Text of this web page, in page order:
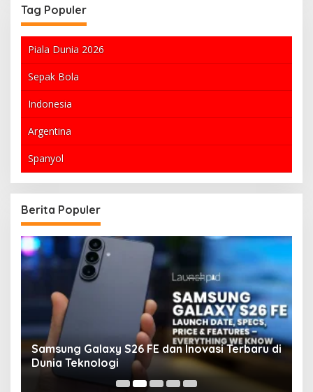
Tag Populer
Piala Dunia 2026
Sepak Bola
Indonesia
Argentina
Spanyol
Berita Populer
Samsung Galaxy S26 FE dan Inovasi Terbaru di
Dunia Teknologi